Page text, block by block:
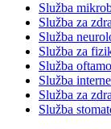
Služba
Služba za
Služba
Služba za
Služba
Služba
Služba za
Služba